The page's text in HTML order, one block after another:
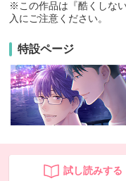
※この作品は『酷くしな
入にご注意ください。
特設ページ
試し読みする